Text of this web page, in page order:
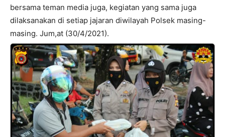
bersama teman media juga, kegiatan yang sama juga
dilaksanakan di setiap jajaran diwilayah Polsek masing-
masing. Jum,at (30/4/2021).